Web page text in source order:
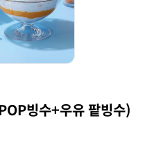
빙수+우유 팥빙수)